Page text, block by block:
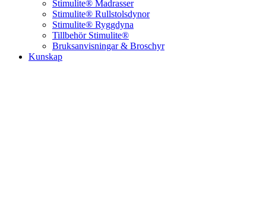
Stimulite® Madrasser
Stimulite® Rullstolsdynor
Stimulite® Ryggdyna
Tillbehör Stimulite®
Bruksanvisningar & Broschyr
Kunskap